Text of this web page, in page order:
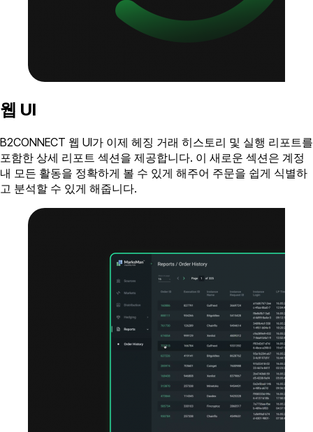
웹 UI
B2CONNECT 웹 UI가 이제 헤징 거래 히스토리 및 실행 리포트를
포함한 상세 리포트 섹션을 제공합니다. 이 새로운 섹션은 계정
내 모든 활동을 정확하게 볼 수 있게 해주어 주문을 쉽게 식별하
고 분석할 수 있게 해줍니다.